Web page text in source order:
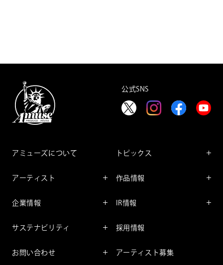
公式SNS
アミューズについて
アーティスト
企業情報
企業理念
サステナビリティ
お問い合わせ
トピックス
レポート
作品情報
コミック
IR情報
IRマネージメント
採用情報
アーティスト募集